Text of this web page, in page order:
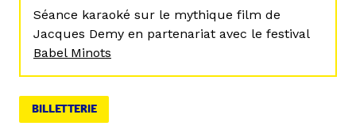
Séance karaoké sur le mythique film de
Jacques Demy en partenariat avec le festival
Babel Minots
BILLETTERIE